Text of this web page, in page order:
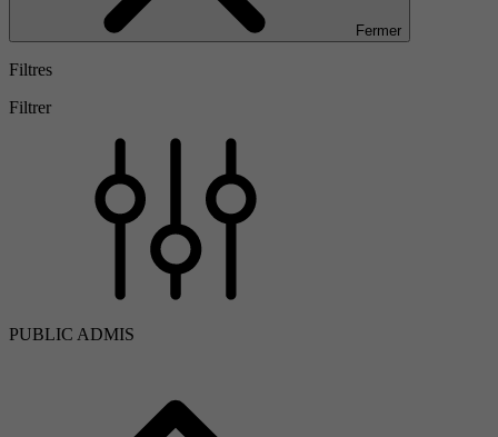
Fermer
Filtres
Filtrer
PUBLIC ADMIS